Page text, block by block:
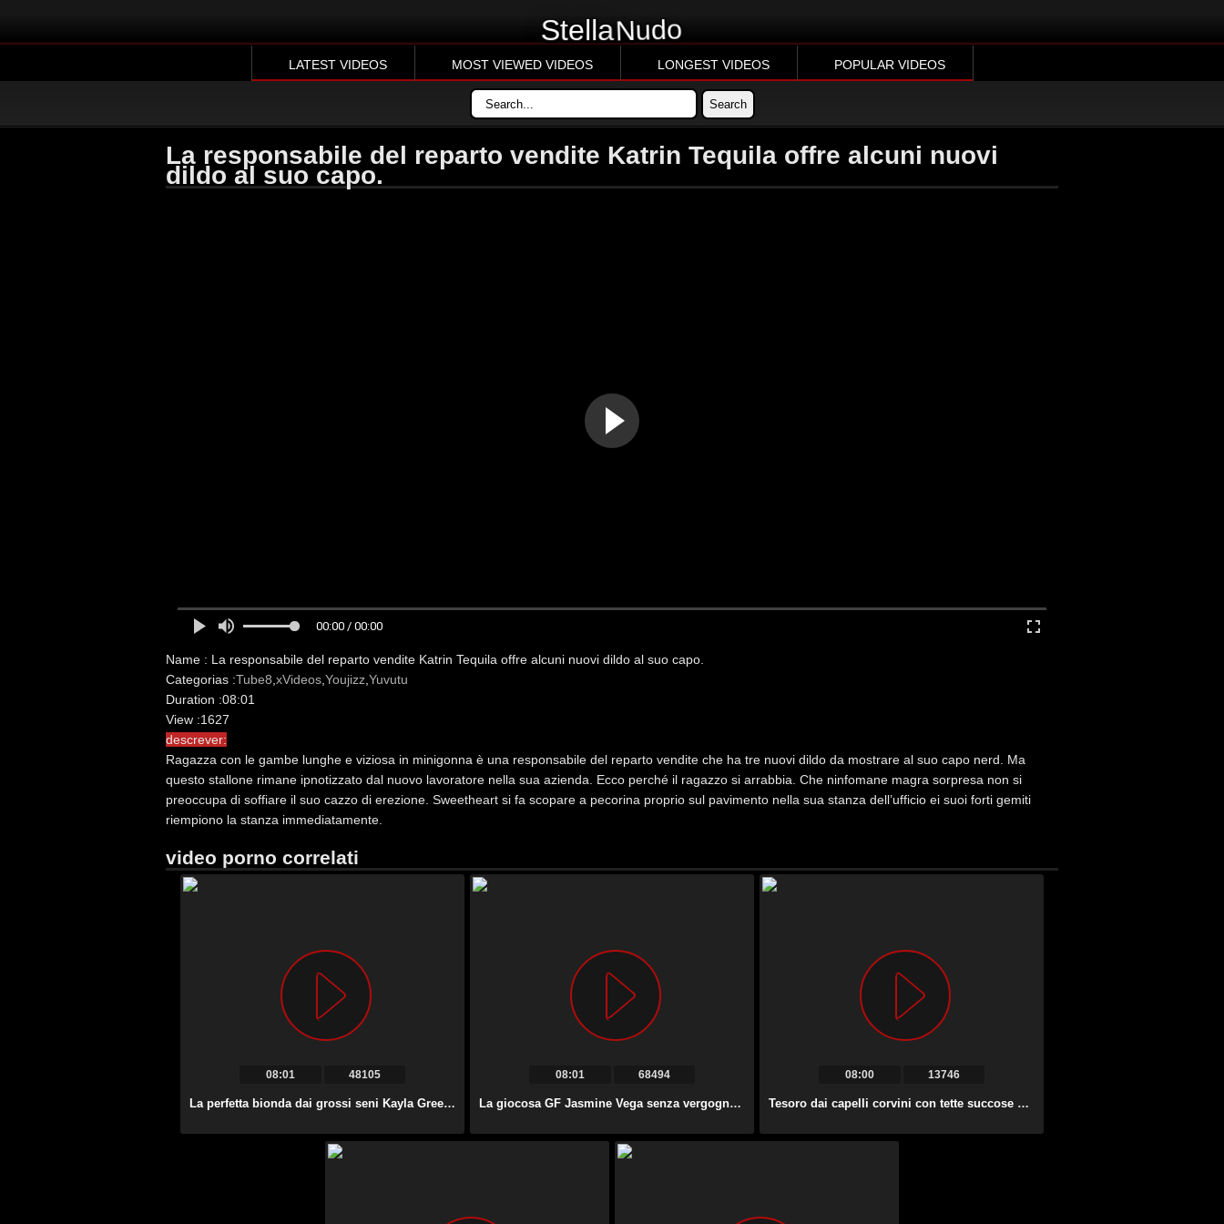
StellaNudo
LATEST VIDEOS MOST VIEWED VIDEOS LONGEST VIDEOS POPULAR VIDEOS
La responsabile del reparto vendite Katrin Tequila offre alcuni nuovi
dildo al suo capo.
00:00 / 00:00
Name : La responsabile del reparto vendite Katrin Tequila offre alcuni nuovi dildo al suo capo.
Categorias :Tube8 xVideos Youjizz Yuvutu
Duration :08:01
View :1627
descrever:
Ragazza con le gambe lunghe e viziosa in minigonna è una responsabile del reparto vendite che ha tre nuovi dildo da mostrare al suo capo nerd. Ma
questo stallone rimane ipnotizzato dal nuovo lavoratore nella sua azienda. Ecco perché il ragazzo si arrabbia. Che ninfomane magra sorpresa non si
preoccupa di soffiare il suo cazzo di erezione. Sweetheart si fa scopare a pecorina proprio sul pavimento nella sua stanza dell’ufficio ei suoi forti gemiti
riempiono la stanza immediatamente.
video porno correlati
08:01 48105
La perfetta bionda dai grossi seni Kayla Green è professionista nel prendere in giro l’uomo con BJ.
08:01 68494
La giocosa GF Jasmine Vega senza vergogna si masturba la figa e cavalca un cazzo in macchina.
08:00 13746
Tesoro dai capelli corvini con tette succose Jasmine Vega ama cavalcare il cazzo.